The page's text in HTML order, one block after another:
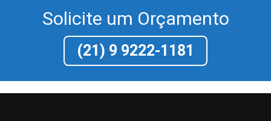
Solicite um Orçamento
(21) 9 9222-1181